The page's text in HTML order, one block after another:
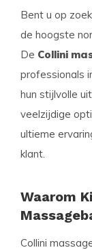
Bent u op
de hoogste
De Collini
professionals
hun stijlvolle
veelzijdige
ultieme
klant.
Waarom
Collini